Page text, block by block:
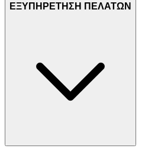
ΕΞΥΠΗΡΕΤΗΣΗ ΠΕΛΑΤΩΝ